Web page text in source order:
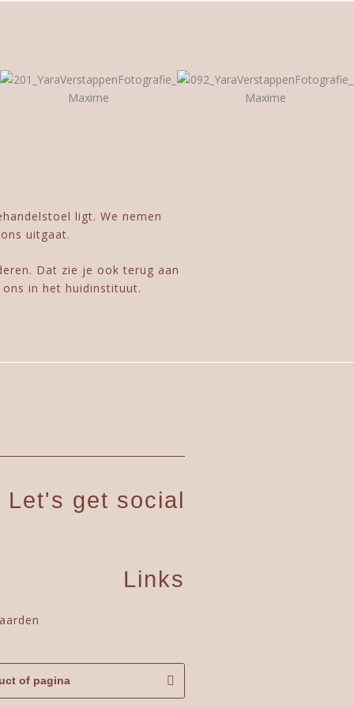
ligt. We nemen
uitgaat.
Dat zie je ook terug aan
in het huidinstituut.
Let's get social
Links